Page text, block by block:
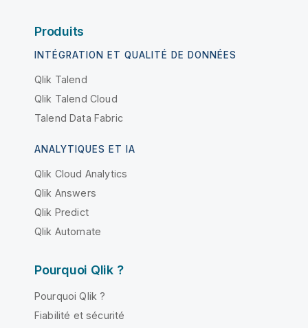
Produits
INTÉGRATION ET QUALITÉ DE DONNÉES
Qlik Talend
Qlik Talend Cloud
Talend Data Fabric
ANALYTIQUES ET IA
Qlik Cloud Analytics
Qlik Answers
Qlik Predict
Qlik Automate
Pourquoi Qlik ?
Pourquoi Qlik ?
Fiabilité et sécurité